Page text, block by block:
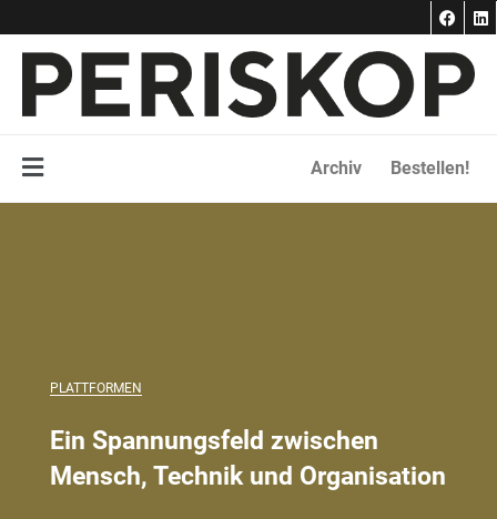
Inhalt
springen
F
a
c
e
o
L
i
n
Main
Menu
Archiv Bestellen!
PLATTFORMEN
Ein Spannungsfeld zwischen
Mensch, Technik und Organisation